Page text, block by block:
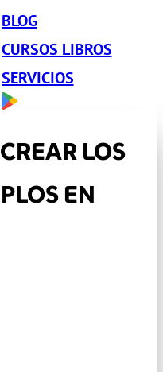
BLOG
CURSOS LIBROS
SERVICIOS
LOS
EN